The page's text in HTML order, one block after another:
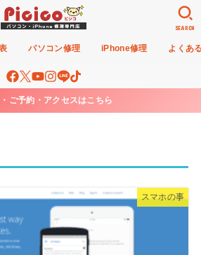
パソコン修理 iPhone修理 よくあ
SEARCH
ご予約・アクセスはこちら
スマホの事